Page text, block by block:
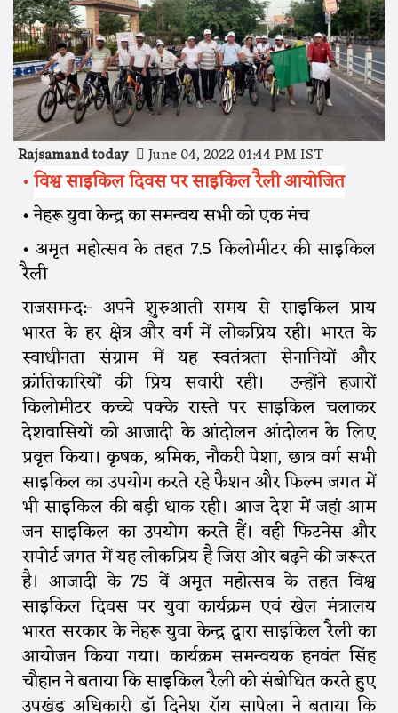
Rajsamand today June 04, 2022 01:44 PM IST
•विश्व साइकिल दिवस पर साइकिल रैली आयोजित
• नेहरू युवा केन्द्र का समन्वय सभी को एक मंच
• अमृत महोत्सव के तहत 7.5 किलोमीटर की साइकिल
रैली
राजसमन्द:- अपने शुरुआती समय से साइकिल प्राय
भारत के हर क्षेत्र और वर्ग में लोकप्रिय रही। भारत के
स्वाधीनता संग्राम में यह स्वतंत्रता सेनानियों और
क्रांतिकारियों की प्रिय सवारी रही। उन्होंने हजारों
किलोमीटर कच्चे पक्के रास्ते पर साइकिल चलाकर
देशवासियों को आजादी के आंदोलन आंदोलन के लिए
प्रवृत्त किया। कृषक, श्रमिक, नौकरी पेशा, छात्र वर्ग सभी
साइकिल का उपयोग करते रहे फैशन और फिल्म जगत में
भी साइकिल की बड़ी धाक रही। आज देश में जहां आम
जन साइकिल का उपयोग करते हैं। वही फिटनेस और
सपोर्ट जगत में यह लोकप्रिय है जिस ओर बढ़ने की जरूरत
है। आजादी के 75 वें अमृत महोत्सव के तहत विश्व
साइकिल दिवस पर युवा कार्यक्रम एवं खेल मंत्रालय
भारत सरकार के नेहरू युवा केन्द्र द्वारा साइकिल रैली का
आयोजन किया गया। कार्यक्रम समन्वयक हनवंत सिंह
चौहान ने बताया कि साइकिल रैली को संबोधित करते हुए